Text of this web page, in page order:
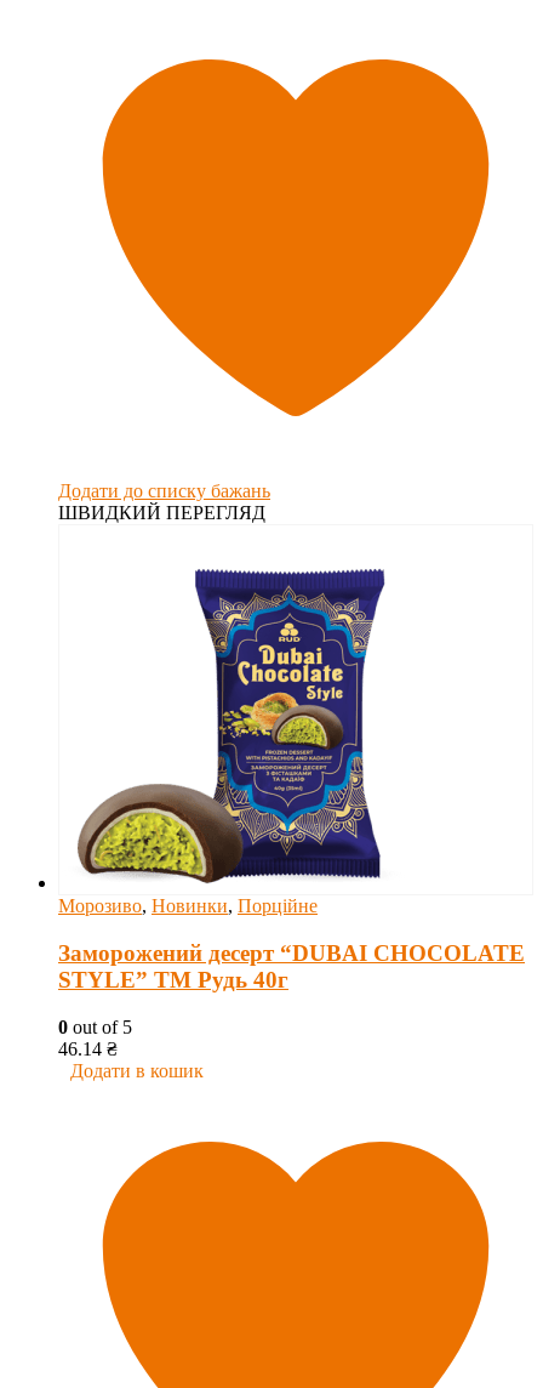
Додати до списку бажань
ШВИДКИЙ ПЕРЕГЛЯД
Морозиво, Новинки, Порційне
Заморожений десерт “DUBAI CHOCOLATE
STYLE” ТМ Рудь 40г
0 out of 5
46.14 ₴
Додати в кошик